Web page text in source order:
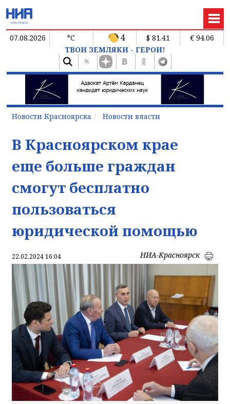
07.08.2026 °C 4 $ 81.41
€ 94.06
ТВОИ ЗЕМЛЯКИ - ГЕРОИ!
Новости Красноярска Новости власти
В Красноярском крае
еще больше граждан
смогут бесплатно
пользоваться
юридической помощью
22.02.2024 16:04 НИА-Красноярск